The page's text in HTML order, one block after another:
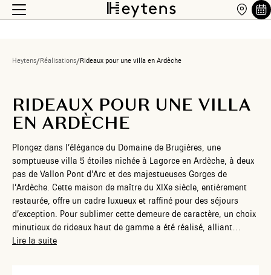
Heytens/Réalisations/Rideaux pour une villa en Ardèche
RIDEAUX POUR UNE VILLA
EN ARDÈCHE
Plongez dans l’élégance du Domaine de Brugières, une
somptueuse villa 5 étoiles nichée à Lagorce en Ardèche, à deux
pas de Vallon Pont d’Arc et des majestueuses Gorges de
l’Ardèche. Cette maison de maître du XIXe siècle, entièrement
restaurée, offre un cadre luxueux et raffiné pour des séjours
d’exception. Pour sublimer cette demeure de caractère, un choix
minutieux de rideaux haut de gamme a été réalisé, alliant
confort, esthétisme et harmonie avec l’atmosphère authentique
Lire la suite